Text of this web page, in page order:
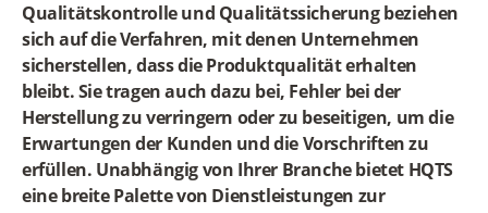
Qualitätskontrolle und Qualitätssicherung beziehen
sich auf die Verfahren, mit denen Unternehmen
sicherstellen, dass die Produktqualität erhalten
bleibt. Sie tragen auch dazu bei, Fehler bei der
Herstellung zu verringern oder zu beseitigen, um die
Erwartungen der Kunden und die Vorschriften zu
erfüllen. Unabhängig von Ihrer Branche bietet HQTS
eine breite Palette von Dienstleistungen zur